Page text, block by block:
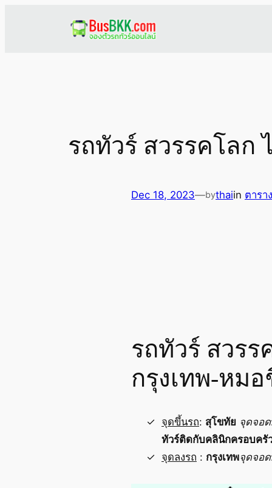
รถทัวร์ สวรรคโลก
Dec 18, 2023—bythaiin ตารา
รถทัวร์ สวรร
กรุงเทพ-หมอ
จุดขึ้นรถ: สุโขทัย จุดจอด
ทัวร์ติดกับคลินิกครอบครั
จุดลงรถ : กรุงเทพจุดจอด